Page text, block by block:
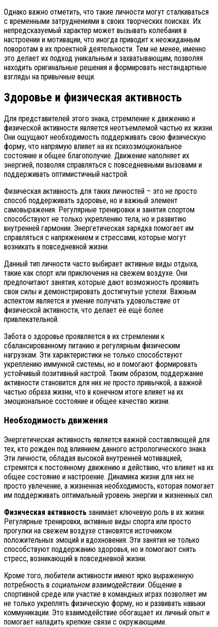
Однако важно отметить, что такие личности могут сталкиваться
с временными затруднениями в своих творческих поисках. Их
непредсказуемый характер может вызывать колебания в
настроении и мотивации, что иногда приводит к неожиданным
поворотам в их проектной деятельности. Тем не менее, именно
это делает их подход уникальным и захватывающим, позволяя
находить оригинальные решения и формировать нестандартные
взгляды на привычные вещи.
Здоровье и физическая активность
Для представителей этого знака, стремление к движению и
физической активности является неотъемлемой частью их жизни.
Они ощущают необходимость поддерживать свою физическую
форму, что напрямую влияет на их психоэмоциональное
состояние и общее благополучие. Движение наполняет их
энергией, позволяя справляться с повседневными вызовами и
поддерживать оптимистичный настрой.
Физическая активность для таких личностей – это не просто
способ поддерживать здоровье, но и важный элемент
самовыражения. Регулярные тренировки и занятия спортом
способствуют не только укреплению тела, но и развитию
внутренней гармонии. Энергетическая зарядка помогает им
справляться с напряжением и стрессами, которые могут
возникать в повседневной жизни.
Данный тип личности часто выбирает активные виды отдыха,
такие как спорт или приключения на свежем воздухе. Они
предпочитают занятия, которые дают возможность проявить
свои силы и демонстрировать достигнутые успехи. Важным
аспектом является и умение получать удовольствие от
физической активности, что делает её ещё более
привлекательной.
Забота о здоровье проявляется в их стремлении к
сбалансированному питанию и регулярным физическим
нагрузкам. Эти характеристики не только способствуют
укреплению иммунной системы, но и помогают формировать
устойчивый позитивный настрой. Таким образом, поддержание
активности становится для них не просто привычкой, а важной
частью образа жизни, что в конечном итоге влияет на их
эмоциональное состояние и общее качество жизни.
Необходимость движения
Энергетическая активность является важной составляющей для
тех, кто рожден под влиянием данного астрологического знака.
Эти личности, обладая высокой внутренней мотивацией,
стремятся к постоянному движению и действию, что влияет на их
общее состояние и настроение. Динамика жизни для них не
просто увлечение, а жизненная необходимость, которая помогает
им поддерживать оптимальный уровень энергии и жизненных сил.
Физическая активность занимает ключевую роль в их жизни.
Регулярные тренировки, активные виды спорта или просто
прогулки на свежем воздухе становятся источником
положительных эмоций и вдохновения. Эти занятия не только
способствуют поддержанию здоровья, но и помогают снять
стресс, возникающий в повседневной жизни.
Кроме того, любители активности имеют ярко выраженную
потребность в социальном взаимодействии. Общение в
спортивной среде или участие в командных играх позволяет им
не только укреплять физическую форму, но и развивать навыки
коммуникации. Это взаимодействие обогащает их личный опыт и
помогает наладить крепкие связи с окружающими.